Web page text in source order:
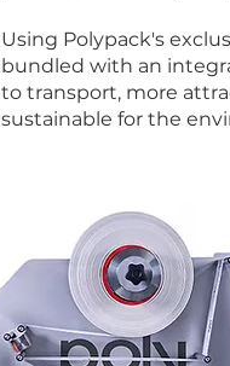
Using Polypack's
bundled with an
to transport, more
sustainable for the